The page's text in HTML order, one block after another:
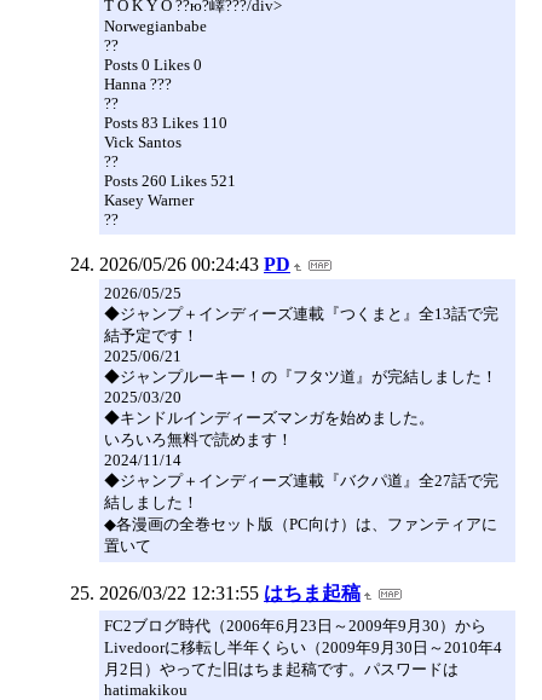
T O K Y O ??ю?嶧???/div>
Norwegianbabe
??
Posts 0 Likes 0
Hanna ???
??
Posts 83 Likes 110
Vick Santos
??
Posts 260 Likes 521
Kasey Warner
??
2026/05/26 00:24:43 PD
2026/05/25
◆ジャンプ＋インディーズ連載『つくまと』全13話で完
結予定です！
2025/06/21
◆ジャンプルーキー！の『フタツ道』が完結しました！
2025/03/20
◆キンドルインディーズマンガを始めました。
いろいろ無料で読めます！
2024/11/14
◆ジャンプ＋インディーズ連載『バクパ道』全27話で完
結しました！
◆各漫画の全巻セット版（PC向け）は、ファンティアに
置いて
2026/03/22 12:31:55 はちま起稿
FC2ブログ時代（2006年6月23日～2009年9月30）から
Livedoorに移転し半年くらい（2009年9月30日～2010年4
月2日）やってた旧はちま起稿です。パスワードは
hatimakikou